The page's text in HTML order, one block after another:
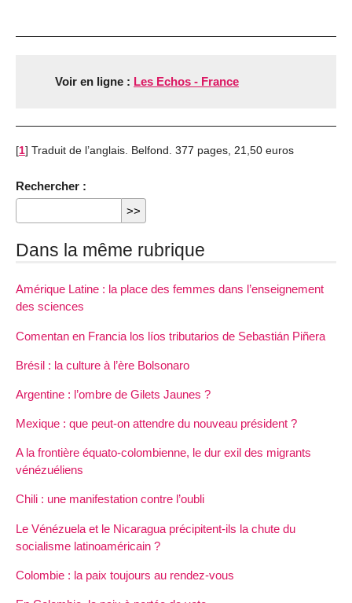
Voir en ligne : Les Echos - France
[1] Traduit de l’anglais. Belfond. 377 pages, 21,50 euros
Rechercher :
Dans la même rubrique
Amérique Latine : la place des femmes dans l’enseignement
des sciences
Comentan en Francia los líos tributarios de Sebastián Piñera
Brésil : la culture à l’ère Bolsonaro
Argentine : l’ombre de Gilets Jaunes ?
Mexique : que peut-on attendre du nouveau président ?
A la frontière équato-colombienne, le dur exil des migrants
vénézuéliens
Chili : une manifestation contre l’oubli
Le Vénézuela et le Nicaragua précipitent-ils la chute du
socialisme latinoaméricain ?
Colombie : la paix toujours au rendez-vous